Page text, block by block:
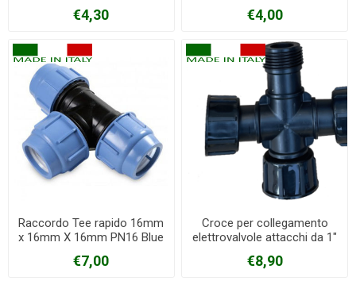
€4,30 €4,00
Raccordo Tee rapido 16mm
x 16mm X 16mm PN16 Blue
€7,00
Croce per collegamento
elettrovalvole attacchi da 1"
€8,90